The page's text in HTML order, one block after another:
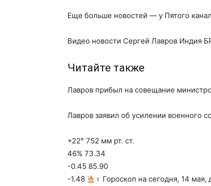
Еще больше новостей — у Пятого
Видео новости Сергей Лавров Индия
Читайте также
Лавров прибыл на совещание
Лавров заявил об усилении военного
+22° 752 мм рт. ст.
46% 73.34
-0.45 85.90
-1.48
‍♀ Гороскоп на сегодня, 14 мая,